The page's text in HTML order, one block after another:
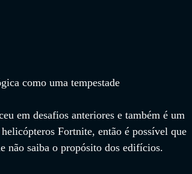
como uma tempestade
em desafios anteriores e também é um
Fortnite, então é possível que
não saiba o propósito dos edifícios.